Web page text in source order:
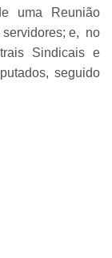
uma Reunião
servidores; e, no
Sindicais e
seguido